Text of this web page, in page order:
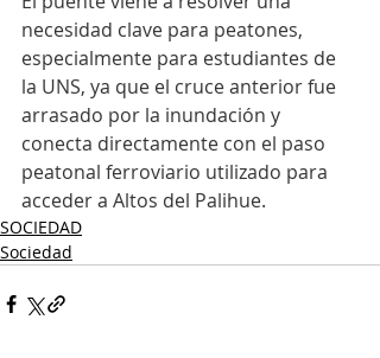
necesidad clave para peatones,
especialmente para estudiantes de
la UNS, ya que el cruce anterior fue
arrasado por la inundación y
conecta directamente con el paso
peatonal ferroviario utilizado para
acceder a Altos del Palihue.
SOCIEDAD
Sociedad